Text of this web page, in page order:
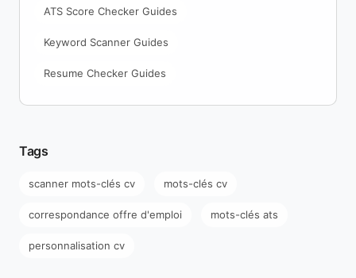
ATS Score Checker Guides
Keyword Scanner Guides
Resume Checker Guides
Tags
scanner mots-clés cv mots-clés cv
correspondance offre d'emploi mots-clés ats
personnalisation cv